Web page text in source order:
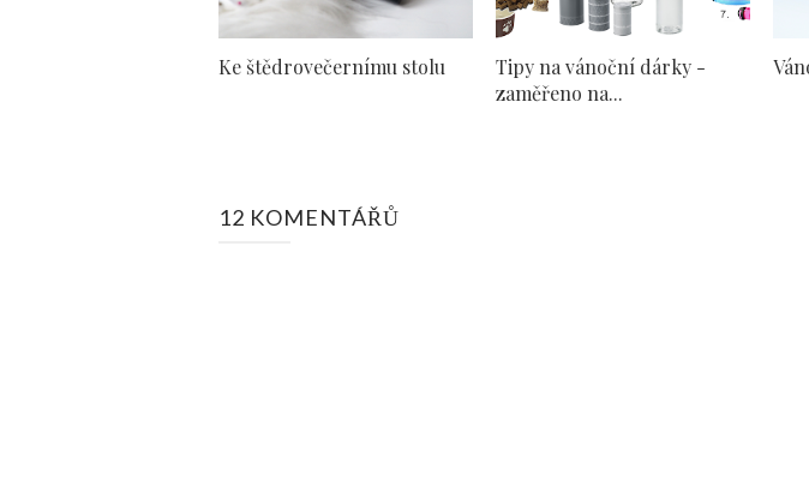
Ke štědrovečernímu stolu
Tipy na vánoční dárky -
zaměřeno na...
12 KOMENTÁŘŮ